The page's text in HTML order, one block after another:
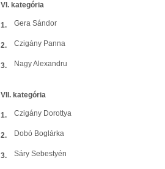
VI. kategória
1. Gera Sándor
2. Czigány Panna
3. Nagy Alexandru
VII. kategória
1. Czigány Dorottya
2. Dobó Boglárka
3. Sáry Sebestyén